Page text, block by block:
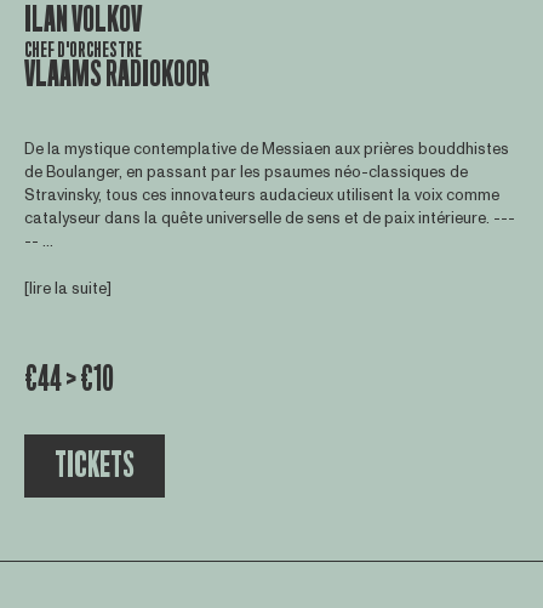
ILAN VOLKOV
CHEF D'ORCHESTRE
VLAAMS RADIOKOOR
De la mystique contemplative de Messiaen aux prières bouddhistes
de Boulanger, en passant par les psaumes néo-classiques de
Stravinsky, tous ces innovateurs audacieux utilisent la voix comme
catalyseur dans la quête universelle de sens et de paix intérieure. ---
-- ...
[lire la suite]
€44 > €10
TICKETS